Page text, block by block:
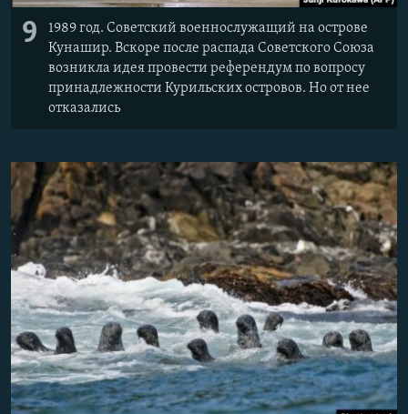
9
1989 год. Советский военнослужащий на острове
Кунашир. Вскоре после распада Советского Союза
возникла идея провести референдум по вопросу
принадлежности Курильских островов. Но от нее
отказались